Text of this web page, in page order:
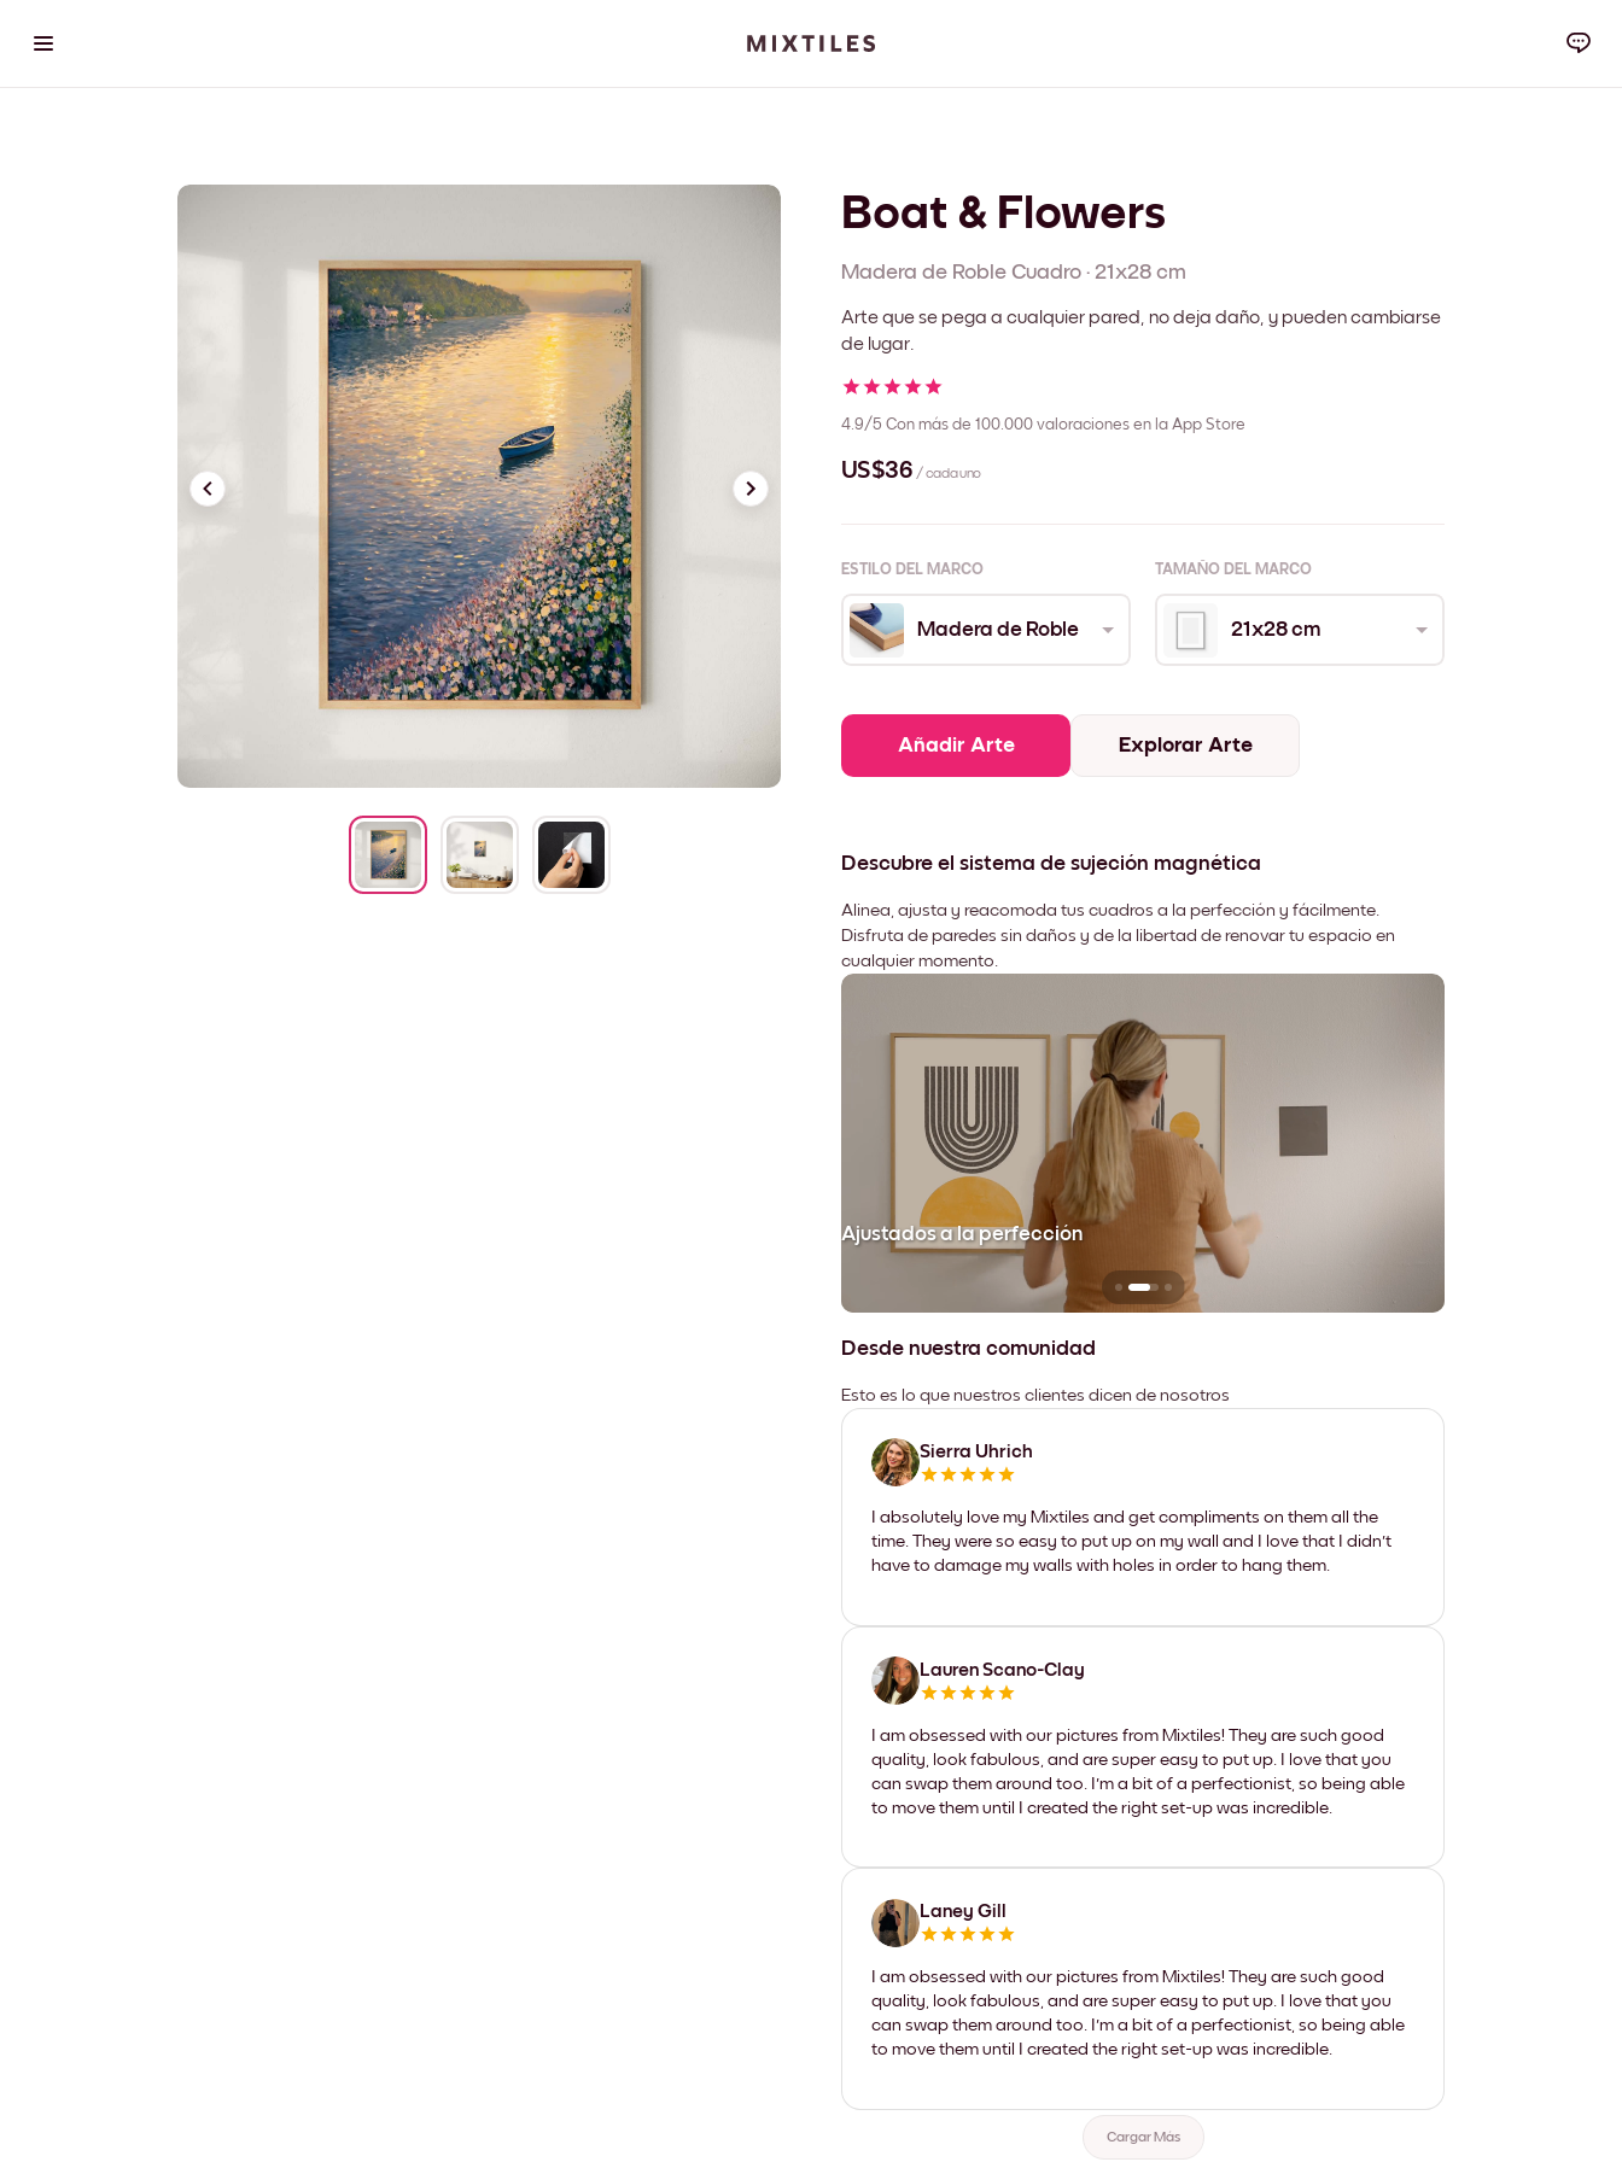
Boat & Flowers
Madera de Roble Cuadro · 21x28 cm
Arte que se pega a cualquier pared, no deja daño, y pueden cambiarse
de lugar.
4.9/5 Con más de 100.000 valoraciones en la App Store
US$36 / cada uno
ESTILO DEL MARCO TAMAÑO DEL MARCO
Madera de Roble 21x28 cm
Añadir Arte Explorar Arte
Descubre el sistema de sujeción magnética
Alinea, ajusta y reacomoda tus cuadros a la perfección y fácilmente.
Disfruta de paredes sin daños y de la libertad de renovar tu espacio en
cualquier momento.
Ajustados a la perfección
Desde nuestra comunidad
Esto es lo que nuestros clientes dicen de nosotros
Sierra Uhrich
I absolutely love my Mixtiles and get compliments on them all the
time. They were so easy to put up on my wall and I love that I didn't
have to damage my walls with holes in order to hang them.
Lauren Scano-Clay
I am obsessed with our pictures from Mixtiles! They are such good
quality, look fabulous, and are super easy to put up. I love that you
can swap them around too. I'm a bit of a perfectionist, so being able
to move them until I created the right set-up was incredible.
Laney Gill
I am obsessed with our pictures from Mixtiles! They are such good
quality, look fabulous, and are super easy to put up. I love that you
can swap them around too. I'm a bit of a perfectionist, so being able
to move them until I created the right set-up was incredible.
Cargar Más